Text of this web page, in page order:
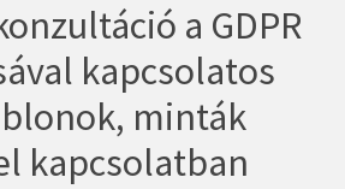
a GDPR
kapcsolatos
minták
kapcsolatban